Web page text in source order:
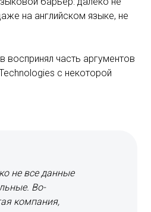
на английском языке, не
воспринял часть аргументов
с некоторой
не все данные
Во-
компания,